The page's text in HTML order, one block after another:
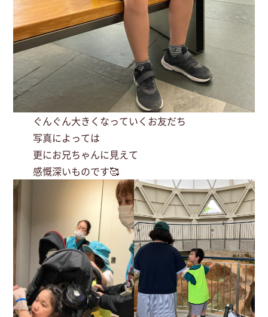
ぐんぐん大きくなっていくお友だち
写真によっては
更にお兄ちゃんに見えて
感慨深いものです🥰